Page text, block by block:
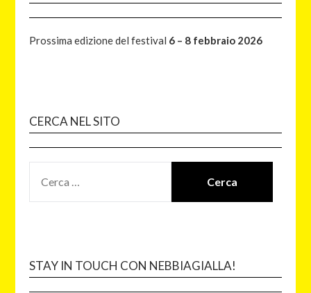
Prossima edizione del festival 6 – 8 febbraio 2026
CERCA NEL SITO
STAY IN TOUCH CON NEBBIAGIALLA!